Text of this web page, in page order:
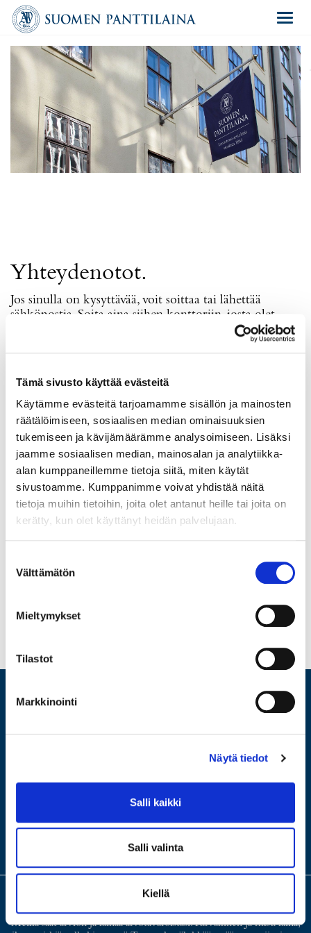
Tämä sivusto käyttää evästeitä
Käytämme evästeitä tarjoamamme sisällön ja mainosten
räätälöimiseen, sosiaalisen median ominaisuuksien
tukemiseen ja kävijämäärämme analysoimiseen. Lisäksi
jaamme sosiaalisen median, mainosalan ja analytiikka-
alan kumppaneillemme tietoja siitä, miten käytät
sivustoamme. Kumppanimme voivat yhdistää näitä
tietoja muihin tietoihin, joita olet antanut heille tai joita on
kerätty, kun olet käyttänyt heidän palvelujaan.
valinta
Välttämätön
Mieltymykset
Tilastot
Markkinointi
Näytä tiedot
Salli kaikki
Salli valinta
Kiellä
Yhteydenotot.
Jos sinulla on kysyttävää, voit soittaa tai lähettää
sähköpostia. Soita aina siihen konttoriin, josta olet
ottanut lainaa, jos sinulla on lainaasi liittyviä
Suomen Panttilaina Myyrmäki-myyrmaki@suomenpanttilaina.fi
- 010 501 2502
Suomen Panttilaina Vuosaari-vuosaari@suomenpanttilaina.fi
501 2501
Suomen Panttilaina Hakaniemi- hakaniemi@suomenpanttilaina.fi
- 010 501 2500
Suomen Panttilaina Kaivopiha - kaivopiha@suomenpanttilaina.fi
010 501 2503
Klikkaa yllä olevaa konttoria, jos haluat soittaa. Siirry konttorin
Jos sinulla on lakiasioihin liittyviä kysymyksiä katso
täältä
HUUTOKAUPPA
VERKKOKAUPPA
MEISTÄ
Meillä saat arvion ja lainaa arvotavaroistasi. Turvallinen ja fiksu laina,